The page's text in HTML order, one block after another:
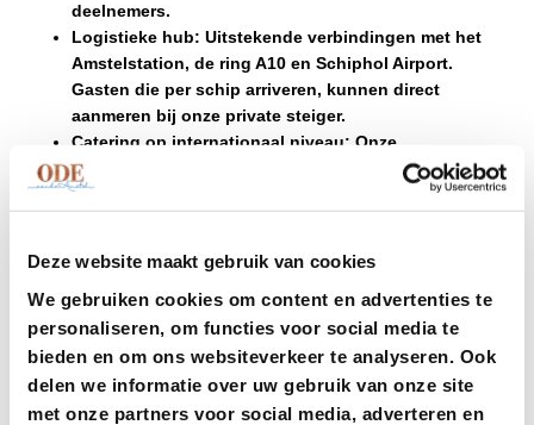
Deze website maakt gebruik van cookies
We gebruiken cookies om content en advertenties te
personaliseren, om functies voor social media te
bieden en om ons websiteverkeer te analyseren. Ook
delen we informatie over uw gebruik van onze site
met onze partners voor social media, adverteren en
deelnemers.
Logistieke hub: Uitstekende verbindingen met het
Amstelstation, de ring A10 en Schiphol Airport.
Gasten die per schip arriveren, kunnen direct
aanmeren bij onze private steiger.
Catering op internationaal niveau: Onze
keukenbrigade is gespecialiseerd in gezonde,
energieke lunches, verfijnde koffiepauzes en
dat uw protocollen begrijpt en zorg draagt voor een
vlekkeloze planning en uitvoering.
Branding en exclusiviteit